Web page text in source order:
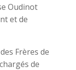
Oudinot
et de
Frères de
de